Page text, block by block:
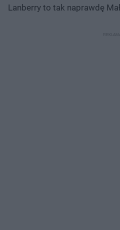
Lanberry to tak naprawdę